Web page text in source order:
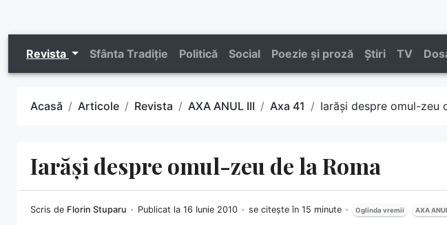
Revista Sfânta Tradiție Politică Social Poezie și proză Știri TV
Acasă Articole Revista AXA ANUL III Axa 41 Iarăși despre omul-zeu
Iarăși despre omul-zeu de la Roma
Scris de Florin Stuparu Publicat la 16 Iunie 2010 se citește în 15 minute Oglinda vremii AXA